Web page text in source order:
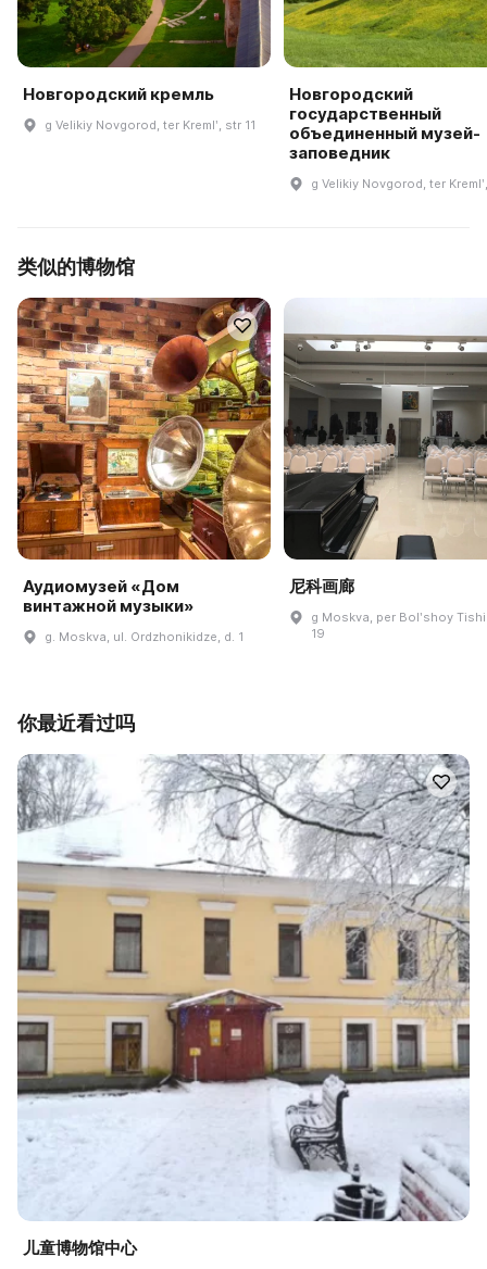
Новгородский кремль
g Velikiy Novgorod, ter Kremlʹ, str 11
Новгородский
государственный
объединенный музей-
заповедник
g Velikiy Novgorod, ter
类似的博物馆
Аудиомузей «Дом
винтажной музыки»
g. Moskva, ul. Ordzhonikidze, d. 1
尼科画廊
g Moskva, per Bolʹshoy
19
你最近看过吗
儿童博物馆中心